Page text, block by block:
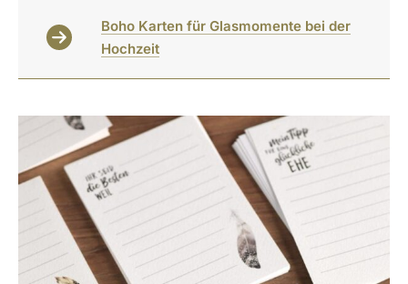
Boho Karten für Glasmomente bei der
Hochzeit